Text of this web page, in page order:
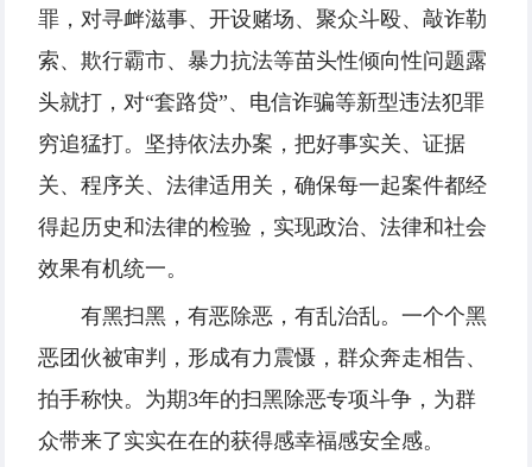
罪，对寻衅滋事、开设赌场、聚众斗殴、敲诈勒
索、欺行霸市、暴力抗法等苗头性倾向性问题露
头就打，对“套路贷”、电信诈骗等新型违法犯罪
穷追猛打。坚持依法办案，把好事实关、证据
关、程序关、法律适用关，确保每一起案件都经
得起历史和法律的检验，实现政治、法律和社会
效果有机统一。
有黑扫黑，有恶除恶，有乱治乱。一个个黑
恶团伙被审判，形成有力震慑，群众奔走相告、
拍手称快。为期3年的扫黑除恶专项斗争，为群
众带来了实实在在的获得感幸福感安全感。